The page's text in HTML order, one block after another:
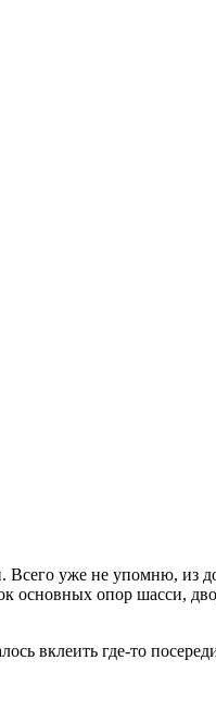
уже не упомню, из
основных опор шасси,
вклеить где-то